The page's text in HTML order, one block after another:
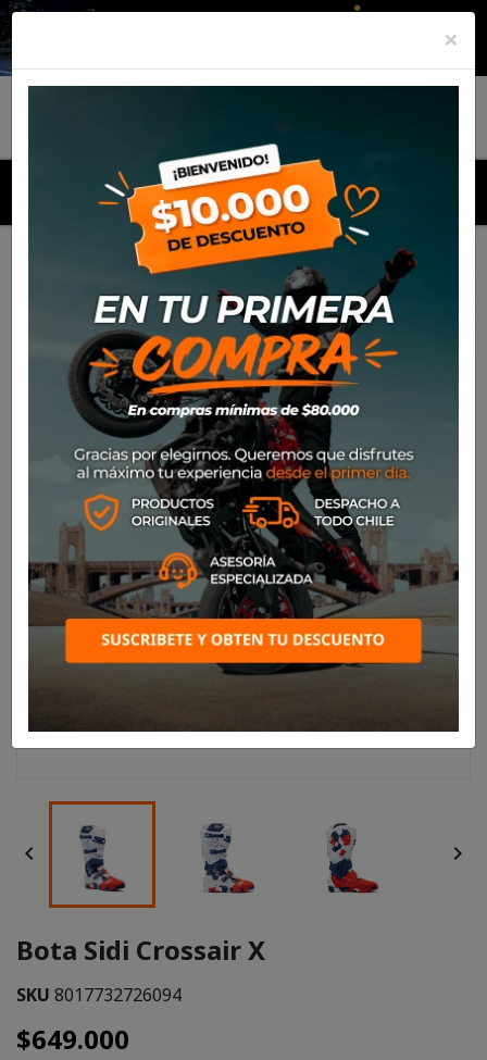
MENU
Productos Equipamiento Bota Sidi Crossair X
 
Bota Sidi Crossair X
SKU 8017732726094
$649.000
×